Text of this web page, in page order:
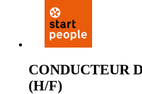
CONDUCTEUR
(H/F)